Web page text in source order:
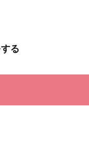
る